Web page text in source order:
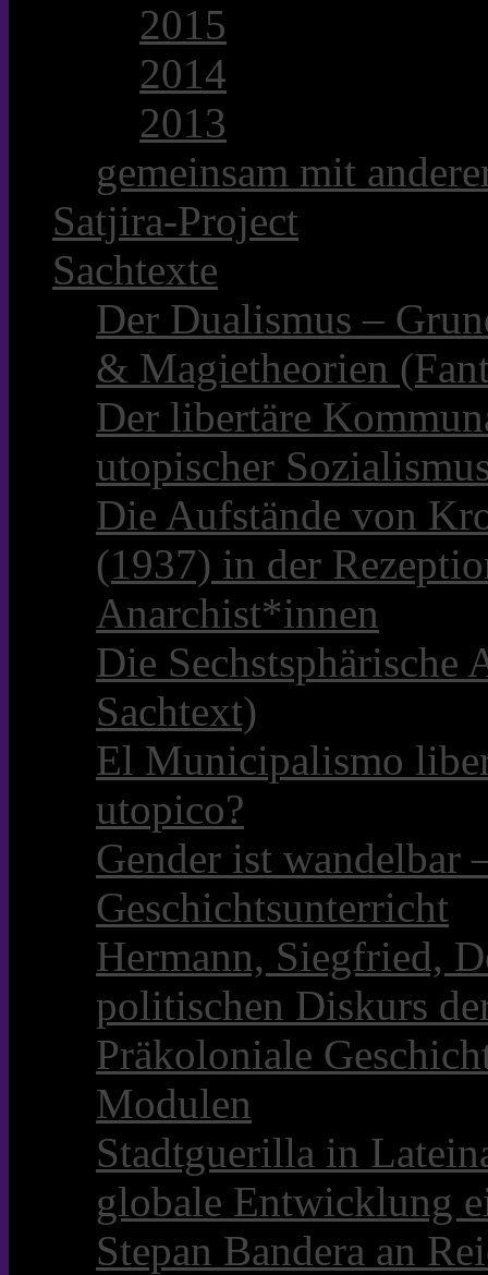
2015
2014
2013
gemeinsam mit
Satjira-Project
Sachtexte
Der Dualismus –
& Magietheorien
Der libertäre
utopischer
Die Aufstände von
(1937) in der
Anarchist*innen
Die Sechstsphärische
Sachtext)
El Municipalismo
utopico?
Gender ist
Geschichtsunterricht
Hermann, Siegfried,
politischen Diskurs
Präkoloniale
Modulen
Stadtguerilla in
globale Entwicklung
Stepan Bandera an